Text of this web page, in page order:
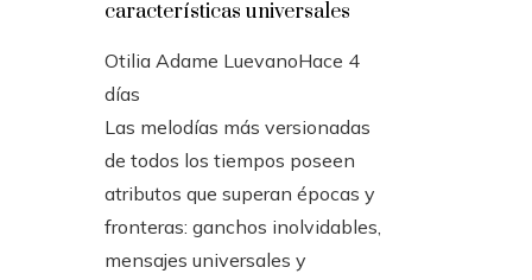
características universales
Otilia Adame LuevanoHace 4
días
Las melodías más versionadas
de todos los tiempos poseen
atributos que superan épocas y
fronteras: ganchos inolvidables,
mensajes universales y